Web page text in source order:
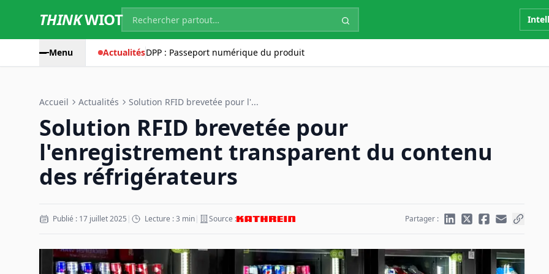
THINKWIOT
Menu ActualitésDPP : Passeport numérique du produit
Accueil Actualités Solution RFID brevetée pour l'...
Solution RFID brevetée pour
l'enregistrement transparent du contenu
des réfrigérateurs
Publié : 17 juillet 2025 | Lecture : 3 min| Source : Partager :